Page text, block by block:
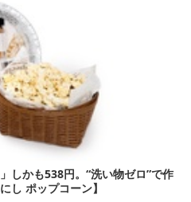
しかも538円。“洗い物ゼロ”で作
し ポップコーン】